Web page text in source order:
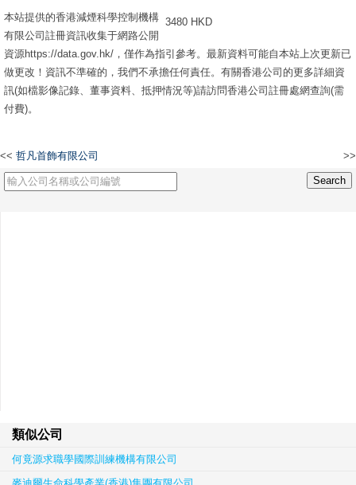
3480 HKD
本站提供的香港減煙科學控制機構
有限公司註冊資訊收集于網路公開
資源https://data.gov.hk/，僅作為指引參考。最新資料可能自本站上次更新已
做更改！資訊不準確的，我們不承擔任何責任。有關香港公司的更多詳細資
訊(如檔影像記錄、董事資料、抵押情況等)請訪問香港公司註冊處網查詢(需
付費)。
<< 哲凡首飾有限公司 >>
類似公司
何竟源求職學國際訓練機構有限公司